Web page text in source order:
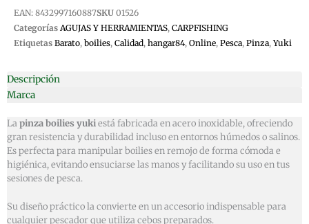
EAN: 8432997160887SKU 01526
Categorías AGUJAS Y HERRAMIENTAS, CARPFISHING
Etiquetas Barato, boilies, Calidad, hangar84, Online, Pesca, Pinza,Yuki
Descripción
Marca
Lapinza boilies yukiestá fabricada en acero inoxidable, ofreciendo
gran resistencia y durabilidad incluso en entornos húmedos o salinos.
Es perfecta para manipular boilies en remojo de forma cómoda e
higiénica, evitando ensuciarse las manos y facilitando su uso en tus
sesiones de pesca.
Su diseño práctico la convierte en un accesorio indispensable para
cualquier pescador que utiliza cebos preparados.